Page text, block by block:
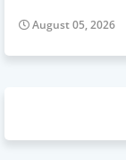
August 05, 2026